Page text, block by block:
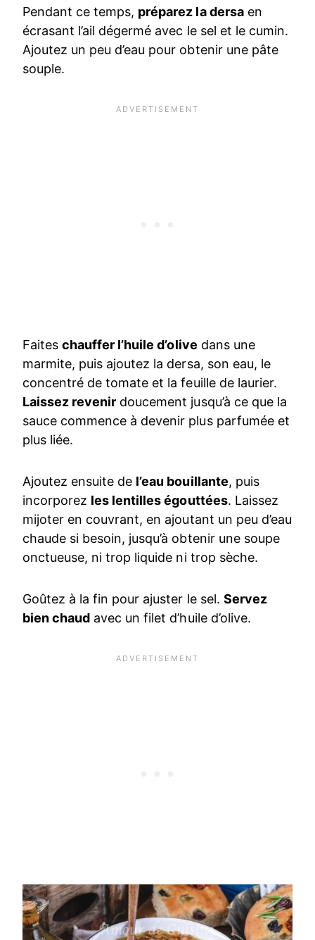
Pendant ce temps, préparez la dersaen
écrasant l’ail dégermé avec le sel et le cumin.
Ajoutez un peu d’eau pour obtenir une pâte
souple.
Faiteschauffer l’huile d’olive dans une
marmite, puis ajoutez la dersa, son eau, le
concentré de tomate et la feuille de laurier.
Laissez revenir doucement jusqu’à ce que la
sauce commence à devenir plus parfumée et
plus liée.
Ajoutez ensuite de l’eau bouillante, puis
incorporez les lentilles égouttées. Laissez
mijoter en couvrant, en ajoutant un peu d’eau
chaude si besoin, jusqu’à obtenir une soupe
onctueuse, ni trop liquide ni trop sèche.
Goûtez à la fin pour ajuster le sel. Servez
bien chaud avec un filet d’huile d’olive.